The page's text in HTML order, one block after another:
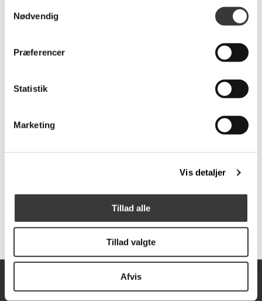
Nødvendig
Præferencer
Statistik
Marketing
Vis detaljer
Tillad alle
Tillad valgte
Afvis
Nicolas Vahé salt &
Åbningstider